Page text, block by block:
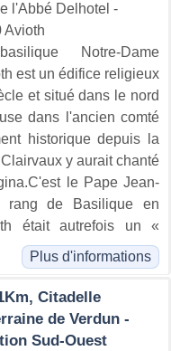
l'Abbé Delhotel -
Avioth
Notre-Dame
est un édifice religieux
et situé dans le nord
dans l'ancien comté
historique depuis la
y aurait chanté
le Pape Jean-
de Basilique en
était autrefois un «
Plus d'informations
Citadelle
de Verdun -
Sud-Ouest